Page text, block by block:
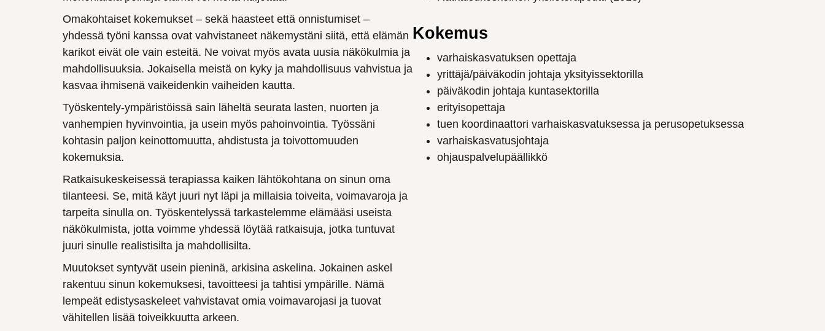
Omakohtaiset kokemukset – sekä haasteet että onnistumiset –
yhdessä työni kanssa ovat vahvistaneet näkemystäni siitä, että elämän
karikot eivät ole vain esteitä. Ne voivat myös avata uusia näkökulmia ja
mahdollisuuksia. Jokaisella meistä on kyky ja mahdollisuus vahvistua ja
kasvaa ihmisenä vaikeidenkin vaiheiden kautta.
Työskentely-ympäristöissä sain läheltä seurata lasten, nuorten ja
vanhempien hyvinvointia, ja usein myös pahoinvointia. Työssäni
kohtasin paljon keinottomuutta, ahdistusta ja toivottomuuden
kokemuksia.
Ratkaisukeskeisessä terapiassa kaiken lähtökohtana on sinun oma
tilanteesi. Se, mitä käyt juuri nyt läpi ja millaisia toiveita, voimavaroja ja
tarpeita sinulla on. Työskentelyssä tarkastelemme elämääsi useista
näkökulmista, jotta voimme yhdessä löytää ratkaisuja, jotka tuntuvat
juuri sinulle realistisilta ja mahdollisilta.
Muutokset syntyvät usein pieninä, arkisina askelina. Jokainen askel
rakentuu sinun kokemuksesi, tavoitteesi ja tahtisi ympärille. Nämä
lempeät edistysaskeleet vahvistavat omia voimavarojasi ja tuovat
vähitellen lisää toiveikkuutta arkeen.
Kokemus
varhaiskasvatuksen opettaja
yrittäjä/päiväkodin johtaja yksityissektorilla
päiväkodin johtaja kuntasektorilla
erityisopettaja
tuen koordinaattori varhaiskasvatuksessa ja perusopetuksessa
varhaiskasvatusjohtaja
ohjauspalvelupäällikkö